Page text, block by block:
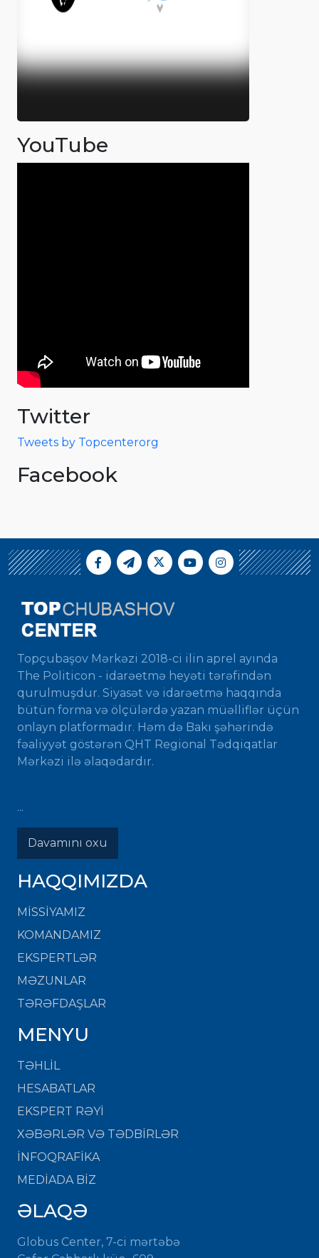
YouTube
Twitter
Tweets by Topcenterorg
Facebook
Topçubaşov Mərkəzi 2018-ci ilin aprel ayında
The Politicon - idarəetmə heyəti tərəfindən
qurulmuşdur. Siyasət və idarəetmə haqqında
bütün forma və ölçülərdə yazan müəlliflər üçün
onlayn platformadır. Həm də Bakı şəhərində
fəaliyyət göstərən QHT Regional Tədqiqatlar
Mərkəzi ilə əlaqədardır.
...
Davamını oxu
HAQQIMIZDA
MISSIYAMIZ
KOMANDAMIZ
EKSPERTLƏR
MƏZUNLAR
TƏRƏFDAŞLAR
MENYU
TƏHLİL
HESABATLAR
EKSPERT RƏYİ
XƏBƏRLƏR VƏ TƏDBİRLƏR
İNFOQRAFİKA
MEDİADA BİZ
ƏLAQƏ
Globus Center, 7-ci mərtəbə